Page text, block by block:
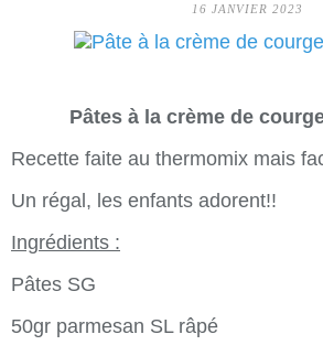
16 JANVIER 2023
Pâtes à la crème de
Recette faite au thermomix mais
Un régal, les enfants adorent!!
Ingrédients :
Pâtes SG
50gr parmesan SL râpé